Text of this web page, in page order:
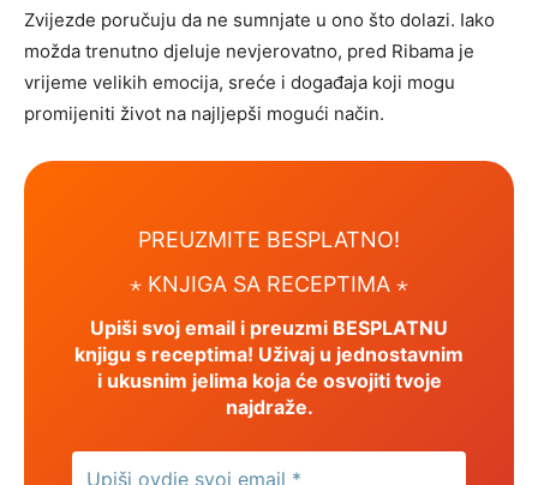
Zvijezde poručuju da ne sumnjate u ono što dolazi. Iako
možda trenutno djeluje nevjerovatno, pred Ribama je
vrijeme velikih emocija, sreće i događaja koji mogu
promijeniti život na najljepši mogući način.
PREUZMITE BESPLATNO!
⋆ KNJIGA SA RECEPTIMA ⋆
Upiši svoj email i preuzmi BESPLATNU
knjigu s receptima! Uživaj u jednostavnim
i ukusnim jelima koja će osvojiti tvoje
najdraže.